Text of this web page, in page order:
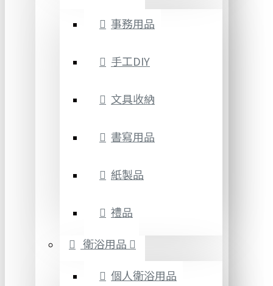
事務用品
手工DIY
文具收納
書寫用品
紙製品
禮品
衛浴用品
個人衛浴用品